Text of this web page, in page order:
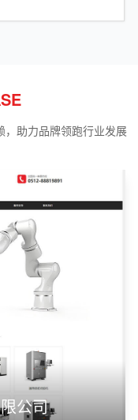
，助力品牌领跑行业发展
公司